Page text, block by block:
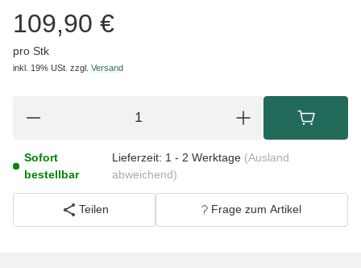
109,90 €
pro Stk
inkl. 19% USt. zzgl. Versand
Sofort
bestellbar
Lieferzeit: 1 - 2 Werktage (Ausland
abweichend)
Teilen Frage zum Artikel